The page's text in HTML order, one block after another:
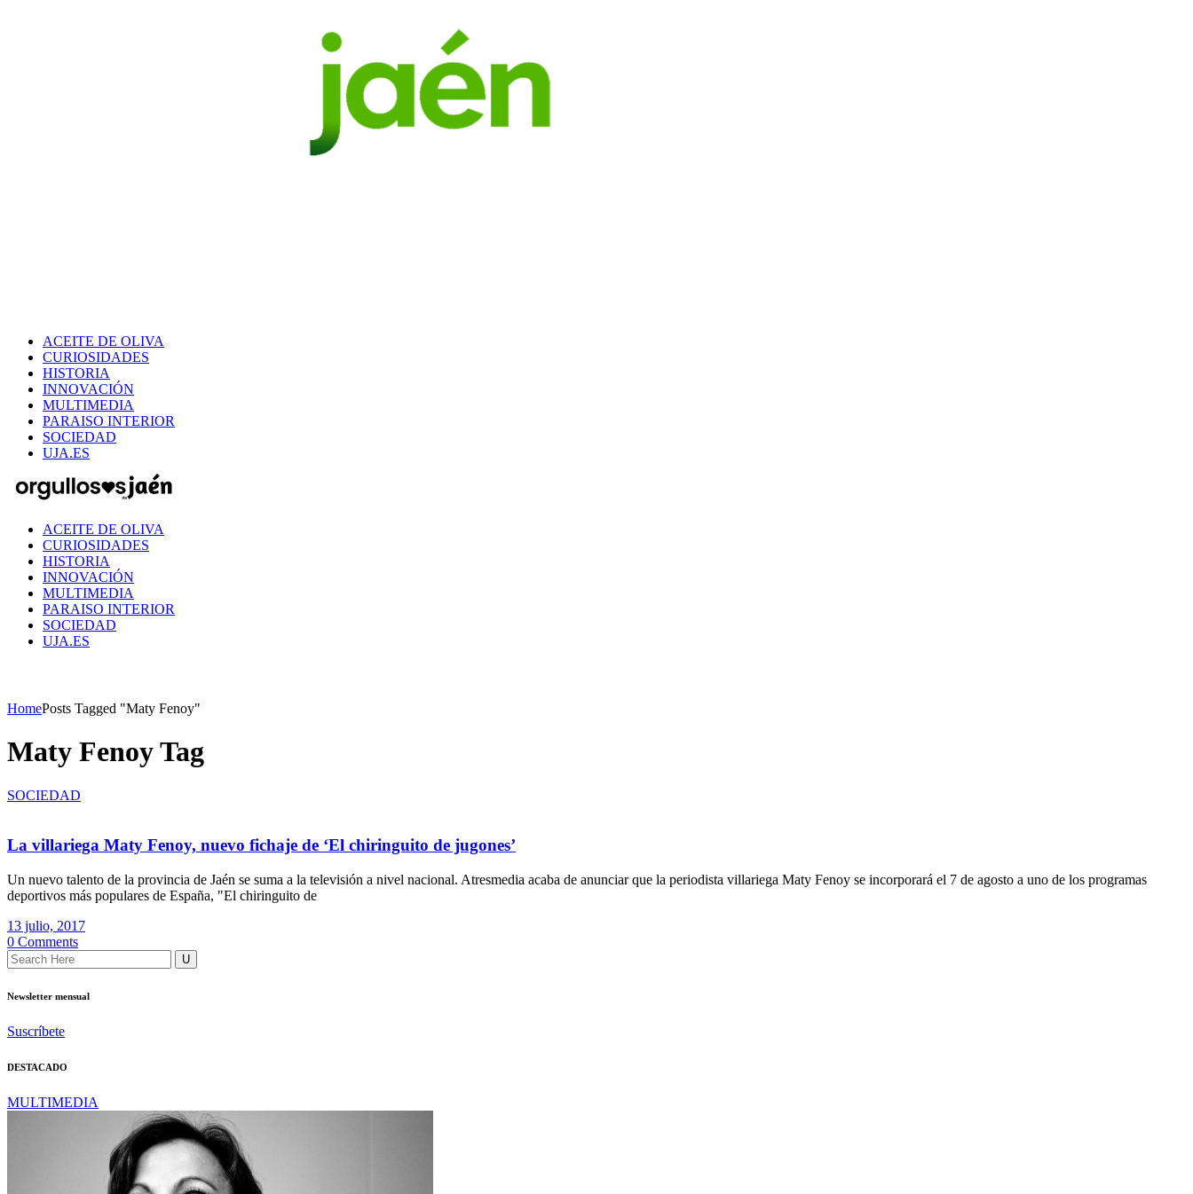
ACEITE DE OLIVA
CURIOSIDADES
HISTORIA
INNOVACIÓN
MULTIMEDIA
PARAISO INTERIOR
SOCIEDAD
UJA.ES
ACEITE DE OLIVA
CURIOSIDADES
HISTORIA
INNOVACIÓN
MULTIMEDIA
PARAISO INTERIOR
SOCIEDAD
UJA.ES
HomePosts Tagged "Maty Fenoy"
Maty Fenoy Tag
SOCIEDAD
La villariega Maty Fenoy, nuevo fichaje de ‘El chiringuito de jugones’
Un nuevo talento de la provincia de Jaén se suma a la televisión a nivel nacional. Atresmedia acaba de anunciar que la periodista villariega Maty Fenoy se incorporará el 7 de agosto a uno de los programas
deportivos más populares de España, "El chiringuito de
13 julio, 2017
0 Comments
Newsletter mensual
Suscríbete
DESTACADO
MULTIMEDIA